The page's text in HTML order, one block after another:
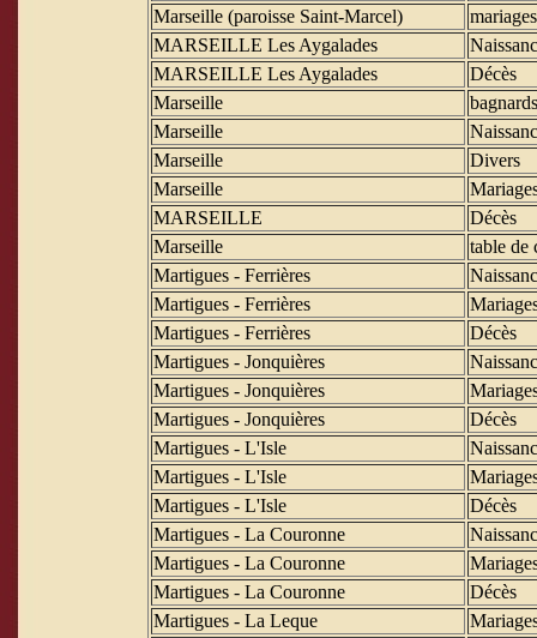
Marseille (paroisse Saint-Marcel)
mariages
MARSEILLE Les Aygalades
MARSEILLE Les Aygalades
Décès
Marseille
bagnards
Marseille
Marseille
Divers
Marseille
MARSEILLE
Décès
Marseille
table de
Martigues - Ferrières
Martigues - Ferrières
Martigues - Ferrières
Décès
Martigues - Jonquières
Martigues - Jonquières
Martigues - Jonquières
Décès
Martigues - L'Isle
Martigues - L'Isle
Martigues - L'Isle
Décès
Martigues - La Couronne
Martigues - La Couronne
Martigues - La Couronne
Décès
Martigues - La Leque